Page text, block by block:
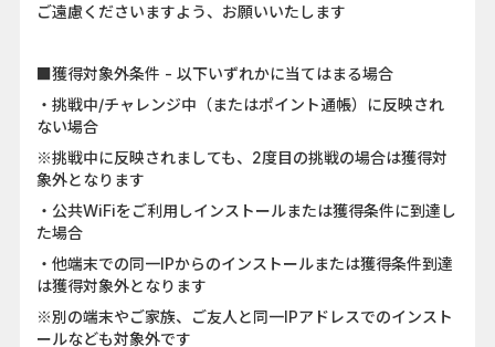
ご遠慮くださいますよう、お願いいたします
■獲得対象外条件 - 以下いずれかに当てはまる場合
・挑戦中/チャレンジ中（またはポイント通帳）に反映され
ない場合
※挑戦中に反映されましても、2度目の挑戦の場合は獲得対
象外となります
・公共WiFiをご利用しインストールまたは獲得条件に到達し
た場合
・他端末での同一IPからのインストールまたは獲得条件到達
は獲得対象外となります
※別の端末やご家族、ご友人と同一IPアドレスでのインスト
ールなども対象外です